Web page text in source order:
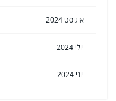
אוגוסט 2024
יולי 2024
יוני 2024